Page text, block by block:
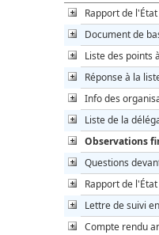
Rapport de
Document de
Liste des points
Réponse à la
Info des
Liste de la
Observations
Questions
Rapport de
Lettre de suivi
Compte rendu